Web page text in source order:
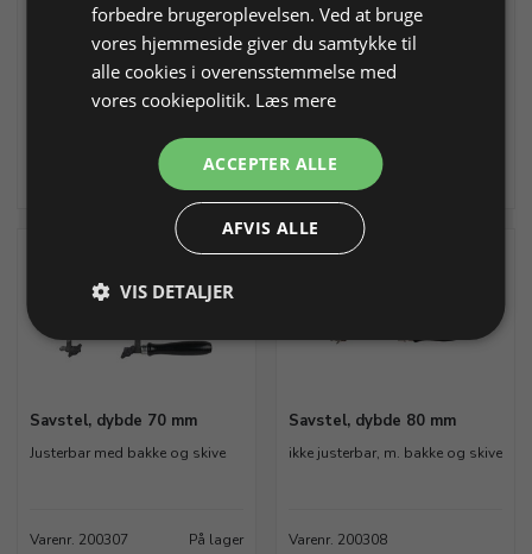
Varenr. 200955 På lager
Læg i kurv
B 57,3 mm, med 18 og 28
savriller
Varenr. 216256
445,00 DKK
Savstel, dybde 70 mm
Justerbar med bakke og skive
Varenr. 200307 På lager
Savstel, dybde 80 mm
ikke justerbar, m. bakke og skive
Varenr. 200308
forbedre brugeroplevelsen. Ved at bruge
vores hjemmeside giver du samtykke til
alle cookies i overensstemmelse med
vores cookiepolitik. Læs mere
ACCEPTER ALLE
AFVIS ALLE
VIS DETALJER